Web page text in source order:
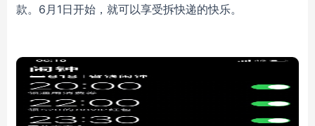
款。6月1日开始，就可以享受拆快递的快乐。